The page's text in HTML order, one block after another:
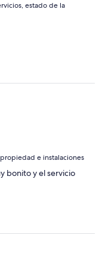
estado de la
e instalaciones
bonito y el servicio